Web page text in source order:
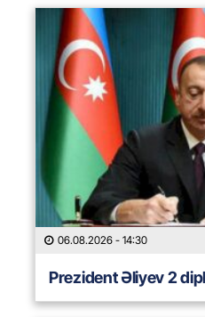
06.08.2026 - 14:30
Prezident Əliyev 2